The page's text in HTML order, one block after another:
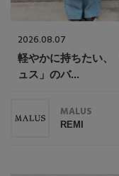
2026.08.07
軽やかに持ちたい、
ュス」のバ...
MALUS
REMI